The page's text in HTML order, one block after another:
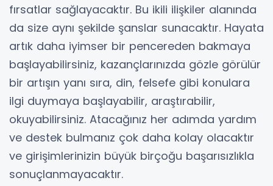
fırsatlar sağlayacaktır. Bu ikili ilişkiler alanında
da size aynı şekilde şanslar sunacaktır. Hayata
artık daha iyimser bir pencereden bakmaya
başlayabilirsiniz, kazançlarınızda gözle görülür
bir artışın yanı sıra, din, felsefe gibi konulara
ilgi duymaya başlayabilir, araştırabilir,
okuyabilirsiniz. Atacağınız her adımda yardım
ve destek bulmanız çok daha kolay olacaktır
ve girişimlerinizin büyük birçoğu başarısızlıkla
sonuçlanmayacaktır.